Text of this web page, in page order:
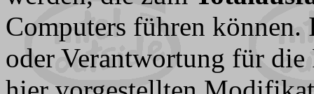
Computers führen können.
oder Verantwortung für